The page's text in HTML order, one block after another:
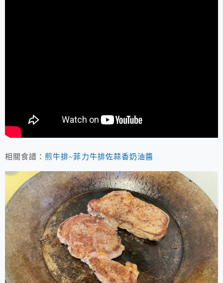
相關食譜：煎牛排~菲力牛排佐蒜香奶油醬